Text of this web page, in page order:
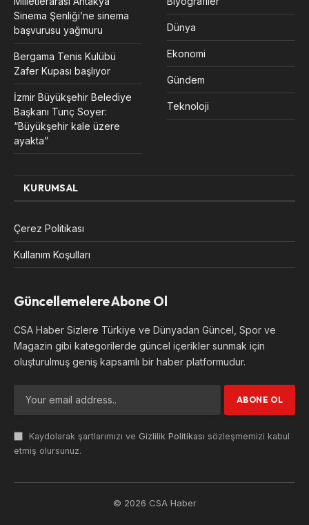
Sinema Şenliği’ne sinema
başvurusu yağmuru
Bergama Tenis Kulübü
Zafer Kupası başlıyor
İzmir Büyükşehir Belediye
Başkanı Tunç Soyer:
“Büyükşehir kale üzere
ayakta”
Dünya
Ekonomi
Gündem
Teknoloji
KURUMSAL
Çerez Politikası
Kullanım Koşulları
Güncellemelere Abone Ol
CSA Haber Sizlere Türkiye ve Dünyadan Güncel, Spor ve
Magazin gibi kategorilerde güncel içerikler sunmak için
oluşturulmuş geniş kapsamlı bir haber platformudur.
Kaydolarak şartlarımızı ve Gizlilik Politikası sözleşmemizi kabul
etmiş olursunuz.
© 2026 CSA Haber